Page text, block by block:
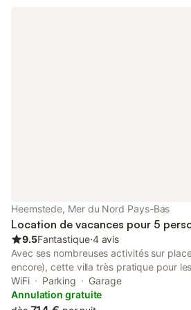
Heemstede, Mer du Nord Pays-Bas
Location de vacances pour 5
9.5Fantastique⋅4 avis
Avec ses nombreuses activités sur
encore), cette villa très pratique pour
tout pour vous plaire. Grâce au parking
l'hébergement, vous pourrez aisément
WiFi Parking
Garage
Annulation gratuite